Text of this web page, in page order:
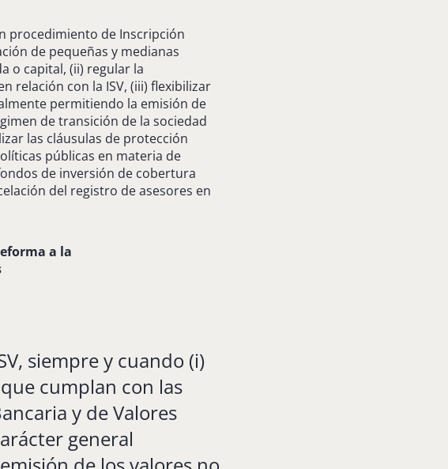
procedimiento de Inscripción
de pequeñas y medianas
o capital, (ii) regular la
relación con la ISV, (iii) flexibilizar
permitiendo la emisión de
de transición de la sociedad
las cláusulas de protección
públicas en materia de
de inversión de cobertura
del registro de asesores en
a la
siempre y cuando (i)
cumplan con las
y de Valores
general